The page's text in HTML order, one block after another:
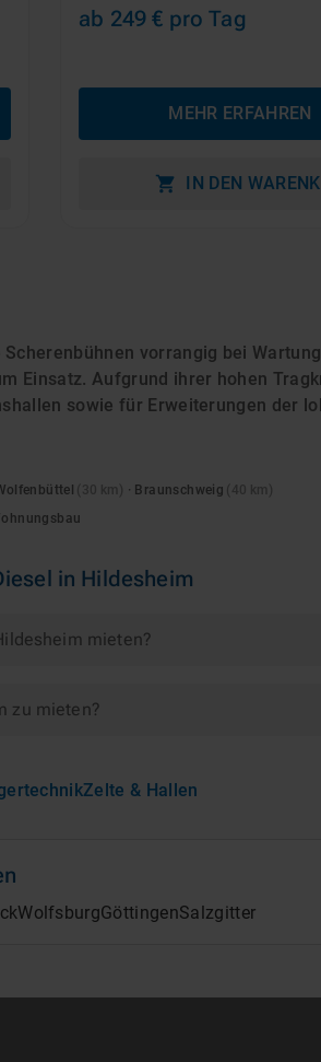
ab 249 € pro Tag
MEHR ERFAHREN
IN DEN
vorrangig bei
Einsatz. Aufgrund ihrer hohen
sowie für Erweiterungen der
· Braunschweig
in Hildesheim
mieten?
zu mieten?
Zelte & Hallen
WolfsburgGöttingenSalzgitter